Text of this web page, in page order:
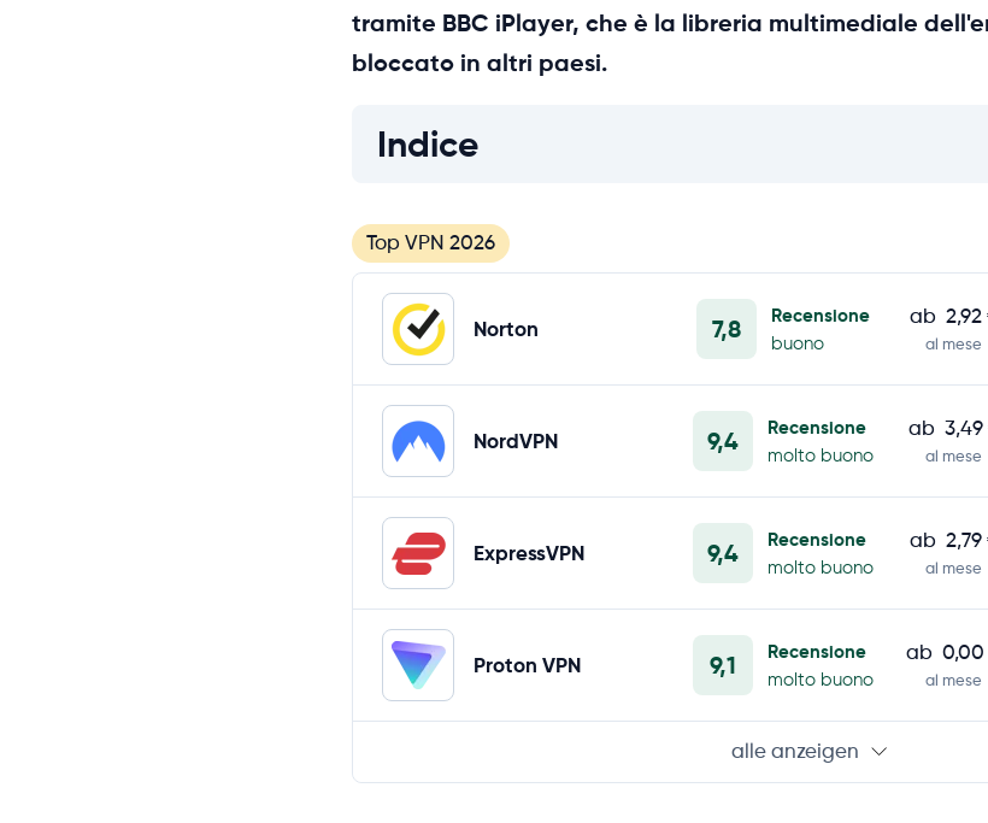
tramite BBC iPlayer, che è la libreria multimediale
bloccato in altri paesi.
Indice
Top VPN 2026
ab 2,92
al mese
Norton 7,8
Recensione
buono
ab 3,49
al mese
NordVPN 9,4
Recensione
molto buono
ab 2,79
al mese
ExpressVPN 9,4
Recensione
molto buono
ab 0,00
al mese
Proton VPN 9,1
Recensione
molto buono
alle anzeigen